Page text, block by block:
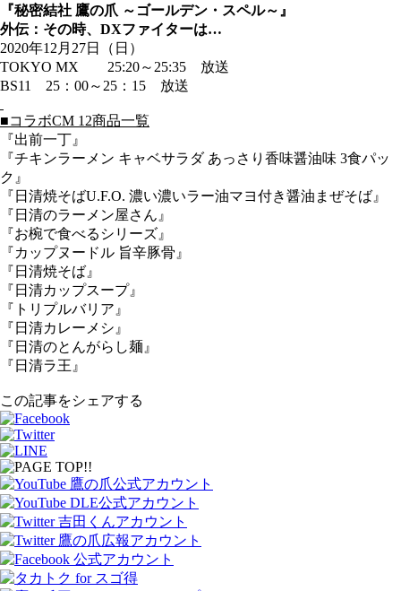
『秘密結社 鷹の爪 ～ゴールデン・スペル～』
外伝：その時、DXファイターは…
2020年12月27日（日）
TOKYO MX 25:20～25:35 放送
BS11 25：00～25：15 放送
■コラボCM 12商品一覧
『出前一丁』
『チキンラーメン キャベサラダ あっさり香味醤油味 3食パッ
ク』
『日清焼そばU.F.O. 濃い濃いラー油マヨ付き醤油まぜそば』
『日清のラーメン屋さん』
『お椀で食べるシリーズ』
『カップヌードル 旨辛豚骨』
『日清焼そば』
『日清カップスープ』
『トリプルバリア』
『日清カレーメシ』
『日清のとんがらし麺』
『日清ラ王』
この記事をシェアする